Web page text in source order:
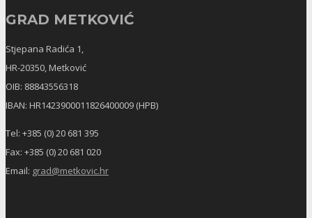
GRAD METKOVIĆ
Stjepana Radića 1,
HR-20350, Metković
OIB: 88843556318
IBAN: HR1423900011826400009 (HPB)
Tel: +385 (0) 20 681 395
Fax: +385 (0) 20 681 020
Email: grad@metkovic.hr